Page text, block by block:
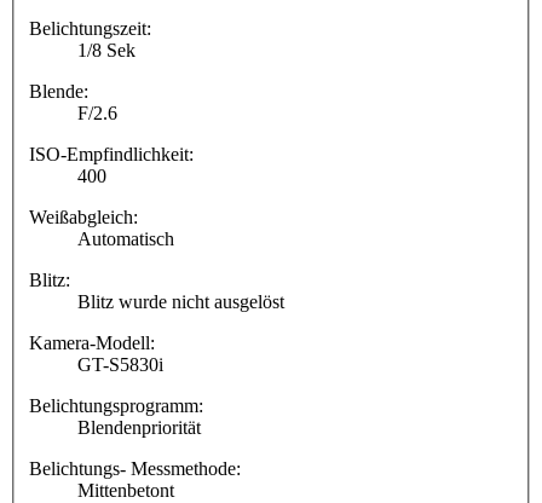
Belichtungszeit:
1/8 Sek
Blende:
F/2.6
ISO-Empfindlichkeit:
400
Weißabgleich:
Automatisch
Blitz:
Blitz wurde nicht ausgelöst
Kamera-Modell:
GT-S5830i
Belichtungsprogramm:
Blendenpriorität
Belichtungs- Messmethode:
Mittenbetont